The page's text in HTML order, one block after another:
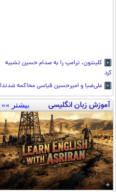
کلینتون، ترامپ را به صدام حسین تشبیه
کرد
علی‌ضیا و امیرحسین قیاسی محاکمه شدند!
آموزش زبان انگلیسی بیشتر »»